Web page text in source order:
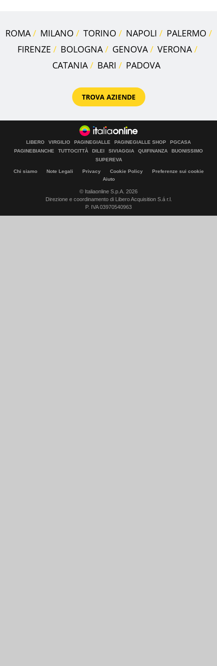
ROMA MILANO TORINO NAPOLI
PALERMO
FIRENZE
BOLOGNA GENOVA
VERONA
CATANIA
BARI PADOVA
TROVA AZIENDE
LIBERO VIRGILIO PAGINEGIALLE PAGINEGIALLE SHOP
PGCASA
PAGINEBIANCHE
TUTTOCITTÀ DILEI SIVIAGGIA QUIFINANZA
BUONISSIMO
SUPEREVA
Chi siamo Note Legali Privacy Cookie Policy
Preferenze sui cookie
Aiuto
© Italiaonline S.p.A. 2026
Direzione e coordinamento di Libero Acquisition S.á r.l.
P. IVA 03970540963